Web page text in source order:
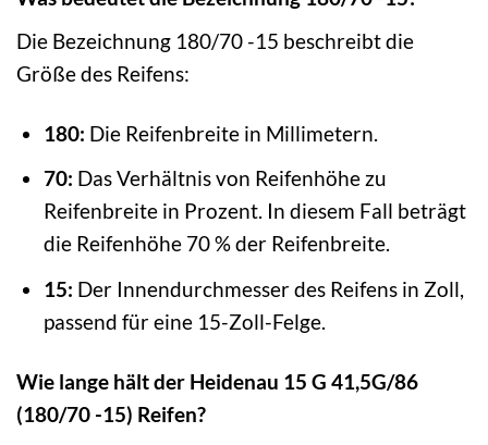
Die Bezeichnung 180/70 -15 beschreibt die
Größe des Reifens:
180: Die Reifenbreite in Millimetern.
70: Das Verhältnis von Reifenhöhe zu
Reifenbreite in Prozent. In diesem Fall beträgt
die Reifenhöhe 70 % der Reifenbreite.
15: Der Innendurchmesser des Reifens in Zoll,
passend für eine 15-Zoll-Felge.
Wie lange hält der Heidenau 15 G 41,5G/86
(180/70 -15) Reifen?